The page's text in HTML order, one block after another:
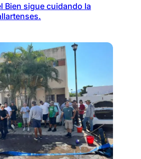
Bien sigue cuidando la